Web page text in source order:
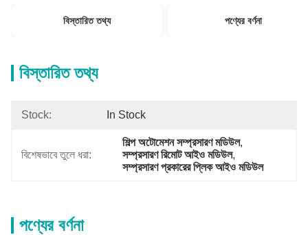
বিস্তারিত তথ্য পণ্যের বর্ণনা
বিস্তারিত তথ্য
Stock: In Stock
বিশেষভাবে তুলে ধরা:
শিল্প অটোমেশন সম্প্রসারণ মডিউল,
সম্প্রসারণ রিমোট আইও মডিউল,
সম্প্রসারণ প্রকারের প্লিক আইও মডিউল
পণ্যের বর্ণনা